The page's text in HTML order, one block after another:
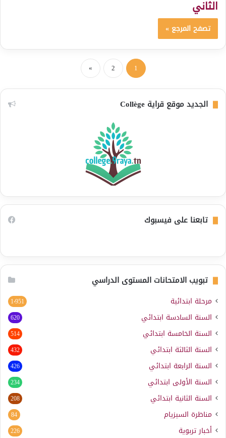
الثاني
تصفح المرجع »
1
2
»
الجديد موقع قراية Collège
تابعنا على فيسبوك
تبويب الامتحانات المستوى الدراسي
مرحلة ابتدائية 1٬951
السنة السادسة ابتدائي 620
السنة الخامسة ابتدائي 514
السنة الثالثة ابتدائي 432
السنة الرابعة ابتدائي 426
السنة الأولى ابتدائي 234
السنة الثانية ابتدائي 208
مناظرة السيزيام 84
أخبار تربوية 226